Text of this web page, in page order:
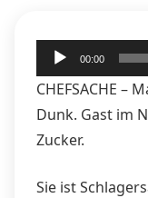
Audio-
Player
00:00
CHEFSACHE –
Dunk. Gast im
Zucker.
Sie ist